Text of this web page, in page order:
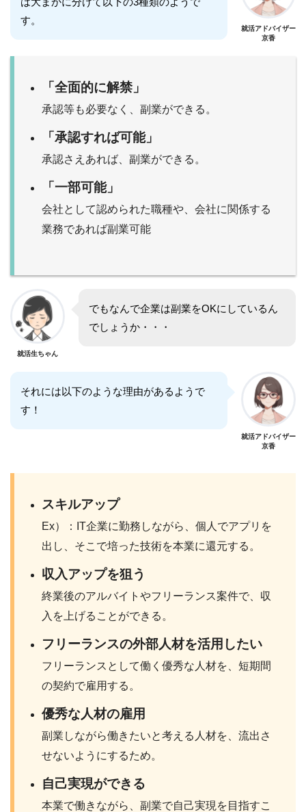
す。
就活アドバイザー
京香
「全面的に解禁」
承認等も必要なく、副業ができる。
「承認すれば可能」
承認さえあれば、副業ができる。
「一部可能」
会社として認められた職種や、会社に関係する
業務であれば副業可能
就活生ちゃん
でもなんで企業は副業をOKにしているん
でしょうか・・・
それには以下のような理由があるようで
す！
就活アドバイザー
京香
スキルアップ
Ex）：IT企業に勤務しながら、個人でアプリを
出し、そこで培った技術を本業に還元する。
収入アップを狙う
終業後のアルバイトやフリーランス案件で、収
入を上げることができる。
フリーランスの外部人材を活用したい
フリーランスとして働く優秀な人材を、短期間
の契約で雇用する。
優秀な人材の雇用
副業しながら働きたいと考える人材を、流出さ
せないようにするため。
自己実現ができる
本業で働きながら、副業で自己実現を目指すこ